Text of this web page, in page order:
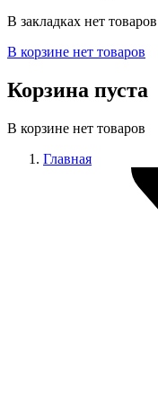
В закладках нет товаров
В корзине нет товаров
Корзина пуста
В корзине нет товаров
Главная